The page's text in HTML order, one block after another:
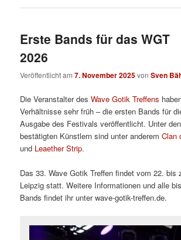
Erste Bands für das WGT
2026
Veröffentlicht am7. November 2025vonSven
Die Veranstalter desWave Gotik Treffens
Verhältnisse sehr früh – die ersten Bands für
Ausgabe des Festivals veröffentlicht. Unter
bestätigten Künstlern sind unter anderemClan
und Leaether Strip.
Das 33. Wave Gotik Treffen findet vom 22. bis
Leipzig statt. Weitere Informationen und alle
Bands findet ihr unter wave-gotik-treffen.de.